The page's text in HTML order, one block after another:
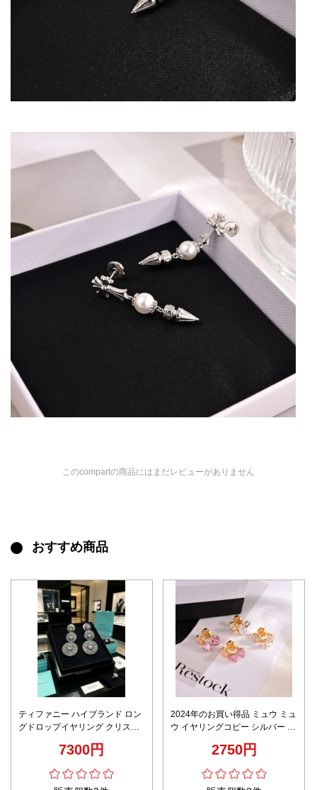
このcompartの商品にはまだレビューがありません
おすすめ商品
ティファニー ハイブランド ロン
グドロップイヤリング クリスタ
7300円
2024年のお買い得品 ミュウ ミュ
ウ イヤリングコピー シルバー レ
2750円